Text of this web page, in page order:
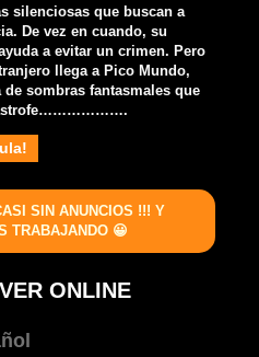
silenciosas que buscan a
De vez en cuando, su
a evitar un crimen. Pero
llega a Pico Mundo,
sombras fantasmales que
SIN ANUNCIOS !!! Y
TRABAJANDO 😀
ONLINE